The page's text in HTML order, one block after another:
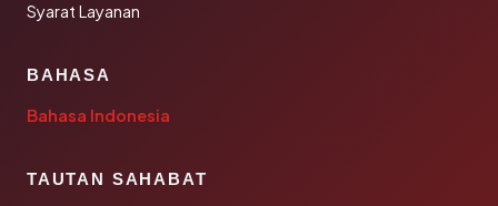
Syarat Layanan
BAHASA
Bahasa Indonesia
TAUTAN SAHABAT